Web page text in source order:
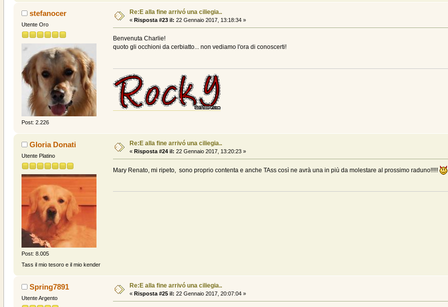
stefanocer
Utente Oro
Post: 2.226
Re:E alla fine arrivó una ciliegia..
« Risposta #23 il: 22 Gennaio 2017, 13:18:34 »
Benvenuta Charlie!
quoto gli occhioni da cerbiatto... non vediamo l'ora di conoscerti!
Gloria Donati
Utente Platino
Post: 8.005
Tass il mio tesoro e il mio kender
Re:E alla fine arrivó una ciliegia..
« Risposta #24 il: 22 Gennaio 2017, 13:20:23 »
Mary Renato, mi ripeto, sono proprio contenta e anche TAss così ne avrà una in più da molestare al prossimo raduno!!!!!
Spring7891
Utente Argento
Re:E alla fine arrivó una ciliegia..
« Risposta #25 il: 22 Gennaio 2017, 20:07:04 »